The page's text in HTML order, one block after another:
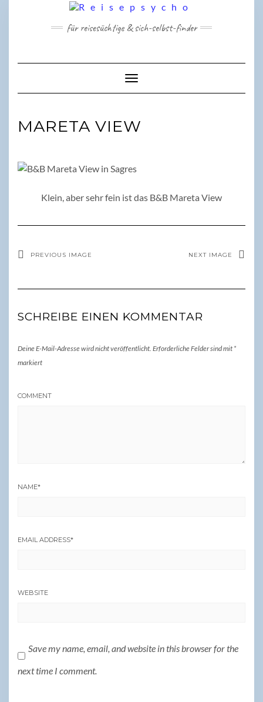
für reisesüchtige & sich-selbst-finder
Toggle Navigation
MARETA VIEW
Klein, aber sehr fein ist das B&B Mareta View
PREVIOUS IMAGE NEXT IMAGE
SCHREIBE EINEN KOMMENTAR
Deine E-Mail-Adresse wird nicht veröffentlicht. Erforderliche Felder sind mit *
markiert
COMMENT
NAME*
EMAIL ADDRESS*
WEBSITE
Save my name, email, and website in this browser for the
next time I comment.